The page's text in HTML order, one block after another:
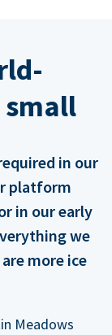
small
in our
platform
in our early
we
more ice
Meadows